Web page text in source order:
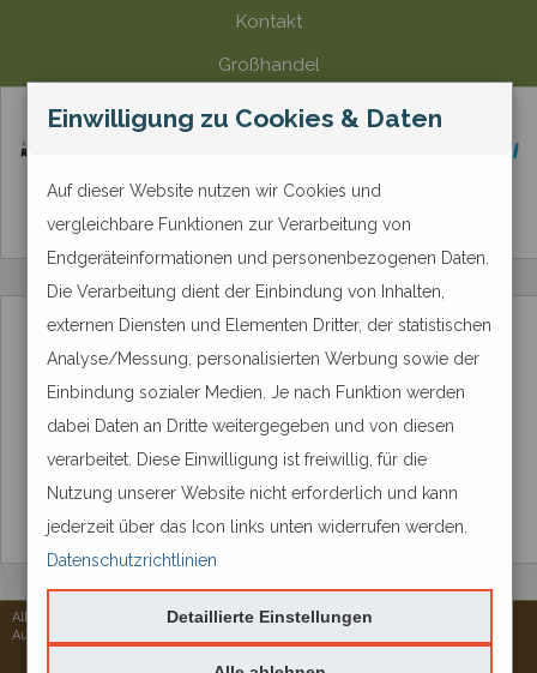
Kontakt
Großhandel
Alle Rechte vorbehalten © 2026
Aureus Services
Einwilligung zu Cookies & Daten
Auf dieser Website nutzen wir Cookies und
vergleichbare Funktionen zur Verarbeitung von
Endgeräteinformationen und personenbezogenen Daten.
Die Verarbeitung dient der Einbindung von Inhalten,
externen Diensten und Elementen Dritter, der statistischen
Analyse/Messung, personalisierten Werbung sowie der
Einbindung sozialer Medien. Je nach Funktion werden
dabei Daten an Dritte weitergegeben und von diesen
verarbeitet. Diese Einwilligung ist freiwillig, für die
Nutzung unserer Website nicht erforderlich und kann
jederzeit über das Icon links unten widerrufen werden.
Datenschutzrichtlinien
Detaillierte Einstellungen